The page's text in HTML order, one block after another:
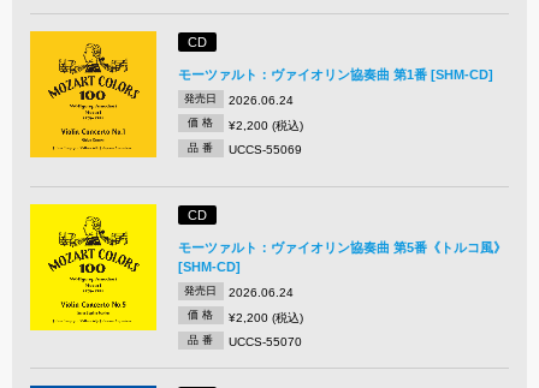
CD
モーツァルト：ヴァイオリン協奏曲 第1番 [SHM-CD]
発売日 2026.06.24
価 格 ¥2,200 (税込)
品 番 UCCS-55069
CD
モーツァルト：ヴァイオリン協奏曲 第5番《トルコ風》
[SHM-CD]
発売日 2026.06.24
価 格 ¥2,200 (税込)
品 番 UCCS-55070